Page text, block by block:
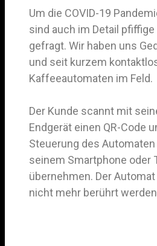
Um die COVID-19
sind auch im Detail
gefragt. Wir haben uns
und seit kurzem
Kaffeeautomaten im Feld.
Der Kunde scannt mit
Endgerät einen QR-Code
Steuerung des
seinem Smartphone oder
übernehmen. Der
nicht mehr berührt